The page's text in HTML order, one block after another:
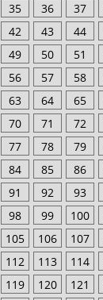
35 36 37
42 43 44
49 50 51
56 57 58
63 64 65
70 71 72
77 78 79
84 85 86
91 92 93
98 99 100
105 106 107
112 113 114
119 120 121